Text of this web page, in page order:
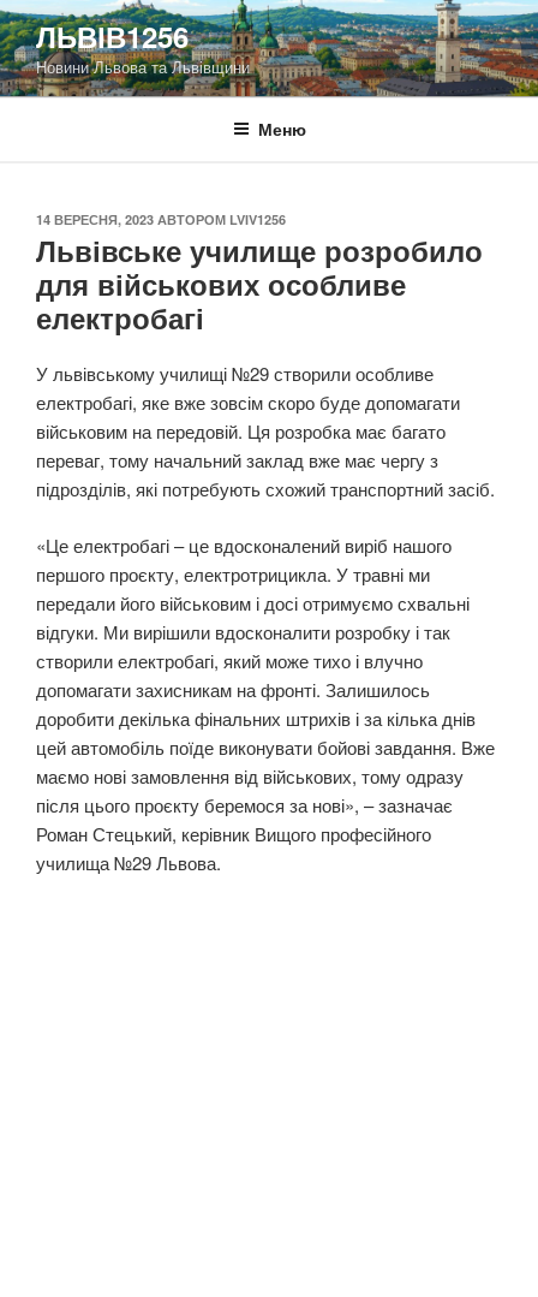
Перейти
до
вмісту
ЛЬВІВ1256
Новини Львова та Львівщини
Меню
ОПУБЛІКОВАНО
14 ВЕРЕСНЯ, 2023 АВТОРОМ LVIV1256
Львівське училище розробило
для військових особливе
електробагі
У львівському училищі №29 створили особливе
електробагі, яке вже зовсім скоро буде допомагати
військовим на передовій. Ця розробка має багато
переваг, тому начальний заклад вже має чергу з
підрозділів, які потребують схожий транспортний засіб.
«Це електробагі – це вдосконалений виріб нашого
першого проєкту, електротрицикла. У травні ми
передали його військовим і досі отримуємо схвальні
відгуки. Ми вирішили вдосконалити розробку і так
створили електробагі, який може тихо і влучно
допомагати захисникам на фронті. Залишилось
доробити декілька фінальних штрихів і за кілька днів
цей автомобіль поїде виконувати бойові завдання. Вже
маємо нові замовлення від військових, тому одразу
після цього проєкту беремося за нові», – зазначає
Роман Стецький, керівник Вищого професійного
училища №29 Львова.